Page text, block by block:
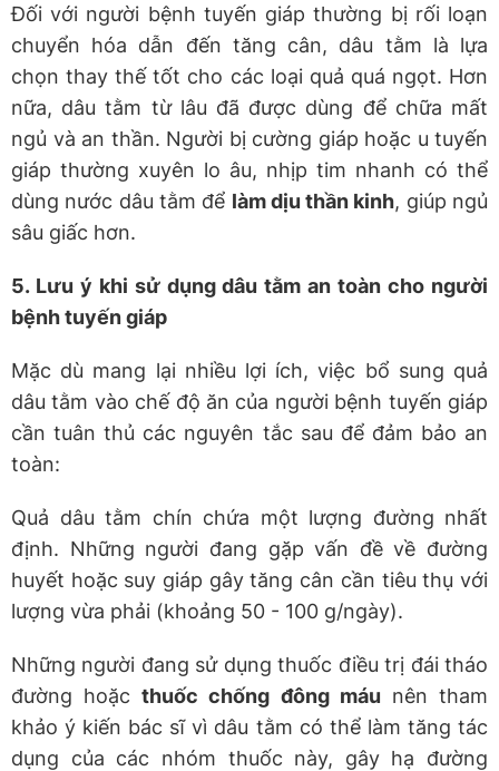
Đối với người bệnh tuyến giáp thường bị rối loạn
chuyển hóa dẫn đến tăng cân, dâu tằm là lựa
chọn thay thế tốt cho các loại quả quá ngọt. Hơn
nữa, dâu tằm từ lâu đã được dùng để chữa mất
ngủ và an thần. Người bị cường giáp hoặc u tuyến
giáp thường xuyên lo âu, nhịp tim nhanh có thể
dùng nước dâu tằm để làm dịu thần kinh, giúp ngủ
sâu giấc hơn.
5. Lưu ý khi sử dụng dâu tằm an toàn cho người
bệnh tuyến giáp
Mặc dù mang lại nhiều lợi ích, việc bổ sung quả
dâu tằm vào chế độ ăn của người bệnh tuyến giáp
cần tuân thủ các nguyên tắc sau để đảm bảo an
toàn:
Quả dâu tằm chín chứa một lượng đường nhất
định. Những người đang gặp vấn đề về đường
huyết hoặc suy giáp gây tăng cân cần tiêu thụ với
lượng vừa phải (khoảng 50 - 100 g/ngày).
Những người đang sử dụng thuốc điều trị đái tháo
đường hoặcthuốc chống đông máu nên tham
khảo ý kiến bác sĩ vì dâu tằm có thể làm tăng tác
dụng của các nhóm thuốc này, gây hạ đường